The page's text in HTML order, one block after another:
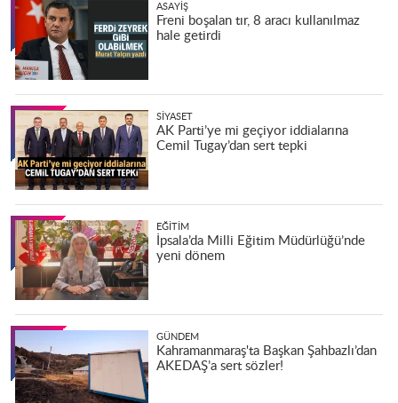
ASAYIŞ
Freni boşalan tır, 8 aracı kullanılmaz
hale getirdi
SIYASET
AK Parti’ye mi geçiyor iddialarına
Cemil Tugay’dan sert tepki
EĞITIM
İpsala’da Milli Eğitim Müdürlüğü’nde
yeni dönem
GÜNDEM
Kahramanmaraş'ta Başkan Şahbazlı’dan
AKEDAŞ’a sert sözler!